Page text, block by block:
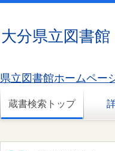
大分県立図書
県立図書館ホームペー
蔵書検索トップ